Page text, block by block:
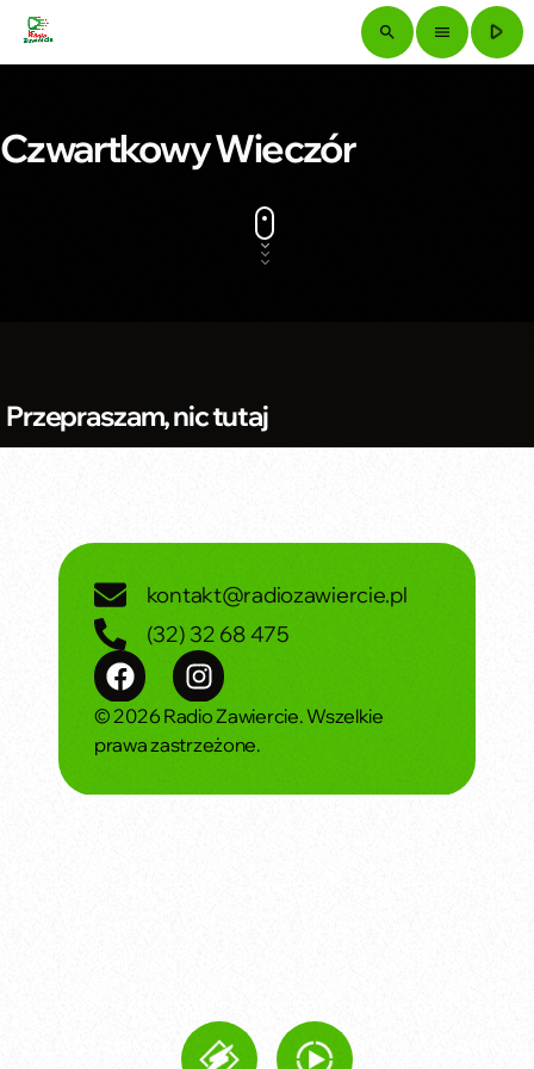
search menu play_arrow
Czwartkowy Wieczór
Przepraszam, nic tutaj
kontakt@radiozawiercie.pl
(32) 32 68 475
© 2026 Radio Zawiercie. Wszelkie
prawa zastrzeżone.